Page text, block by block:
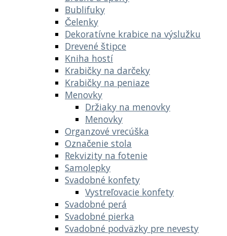
Bublifuky
Čelenky
Dekoratívne krabice na výslužku
Drevené štipce
Kniha hostí
Krabičky na darčeky
Krabičky na peniaze
Menovky
Držiaky na menovky
Menovky
Organzové vrecúška
Označenie stola
Rekvizity na fotenie
Samolepky
Svadobné konfety
Vystreľovacie konfety
Svadobné perá
Svadobné pierka
Svadobné podväzky pre nevesty